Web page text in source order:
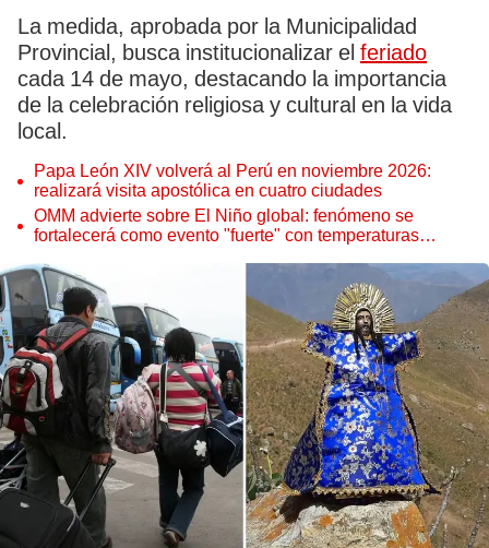
La medida, aprobada por la Municipalidad
Provincial, busca institucionalizar el feriado
cada 14 de mayo, destacando la importancia
de la celebración religiosa y cultural en la vida
local.
Papa León XIV volverá al Perú en noviembre 2026:
realizará visita apostólica en cuatro ciudades
OMM advierte sobre El Niño global: fenómeno se
fortalecerá como evento "fuerte" con temperaturas